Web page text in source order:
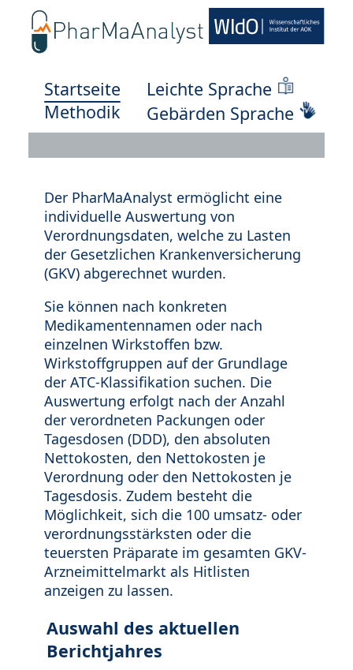
Startseite
Methodik
Leichte Sprache
Gebärden Sprache
Der PharMaAnalyst ermöglicht eine
individuelle Auswertung von
Verordnungsdaten, welche zu Lasten
der Gesetzlichen Krankenversicherung
(GKV) abgerechnet wurden.
Sie können nach konkreten
Medikamentennamen oder nach
einzelnen Wirkstoffen bzw.
Wirkstoffgruppen auf der Grundlage
der ATC-Klassifikation suchen. Die
Auswertung erfolgt nach der Anzahl
der verordneten Packungen oder
Tagesdosen (DDD), den absoluten
Nettokosten, den Nettokosten je
Verordnung oder den Nettokosten je
Tagesdosis. Zudem besteht die
Möglichkeit, sich die 100 umsatz- oder
verordnungsstärksten oder die
teuersten Präparate im gesamten GKV-
Arzneimittelmarkt als Hitlisten
anzeigen zu lassen.
Auswahl des aktuellen
Berichtjahres